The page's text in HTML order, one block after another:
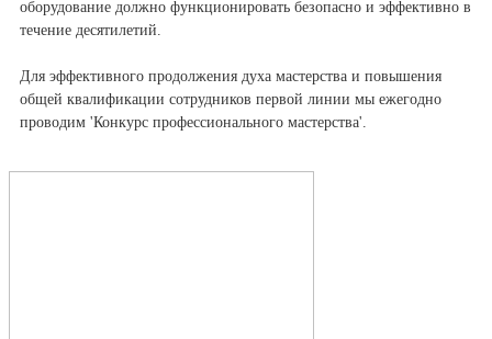
оборудование должно функционировать безопасно и эффективно в
течение десятилетий.
Для эффективного продолжения духа мастерства и повышения
общей квалификации сотрудников первой линии мы ежегодно
проводим 'Конкурс профессионального мастерства'.